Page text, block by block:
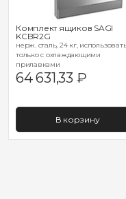
Комплект ящиков SAGI
KCBR2G
нерж. сталь, 24 кг,
только с охлаждающими
прилавками
64 631,33 ₽
В корзину